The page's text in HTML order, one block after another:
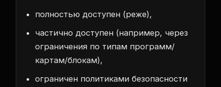
полностью доступен (реже),
частично доступен (например, через
ограничения по типам программ/
картам/блокам),
ограничен политиками безопасности